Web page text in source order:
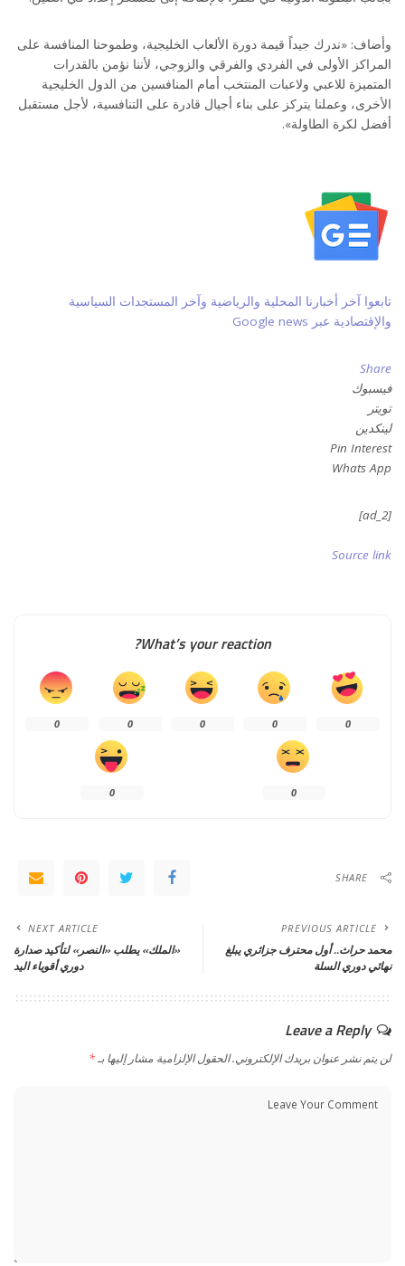
وأضاف: «ندرك جيداً قيمة دورة الألعاب الخليجية، وطموحنا المنافسة على
المراكز الأولى في الفردي والفرقي والزوجي، لأننا نؤمن بالقدرات
المتميزة للاعبي ولاعبات المنتخب أمام المنافسين من الدول الخليجية
الأخرى، وعملنا يتركز على بناء أجيال قادرة على التنافسية، لأجل مستقبل
أفضل لكرة الطاولة».
تابعوا آخر أخبارنا المحلية والرياضية وآخر المستجدات السياسية
والإقتصادية عبر Google news
Share
فيسبوك
تويتر
لينكدين
Pin Interest
Whats App
[ad_2]
Source link
What’s your reaction?
0
0
0
0
0
0
0
SHARE
PREVIOUS ARTICLE
محمد حراث.. أول محترف جزائري يبلغ
نهائي دوري السلة
NEXT ARTICLE
«الملك» يطلب «النصر» لتأكيد صدارة
دوري أقوياء اليد
Leave a Reply
لن يتم نشر عنوان بريدك الإلكتروني.الحقول الإلزامية مشار إليها بـ*